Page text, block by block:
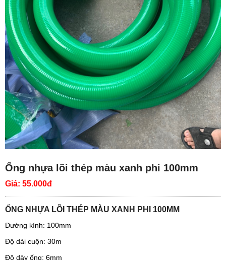
Ống nhựa lõi thép màu xanh phi 100mm
Giá: 55.000đ
ỐNG NHỰA LÕI THÉP MÀU XANH PHI 100MM
Đường kính: 100mm
Độ dài cuộn: 30m
Độ dày ống: 6mm